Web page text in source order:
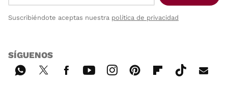
Suscribiéndote aceptas nuestra política de privacidad
SÍGUENOS